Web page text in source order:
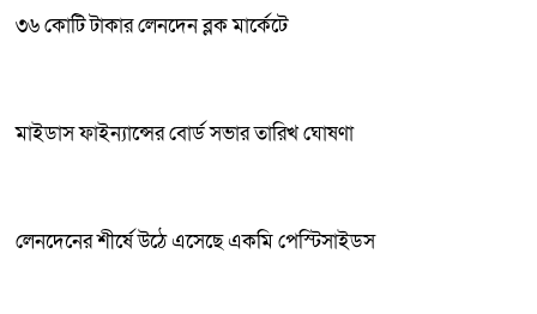
৩৬ কোটি টাকার লেনদেন ব্লক মার্কেটে
মাইডাস ফাইন্যান্সের বোর্ড সভার তারিখ ঘোষণা
লেনদেনের শীর্ষে উঠে এসেছে একমি পেস্টিসাইডস